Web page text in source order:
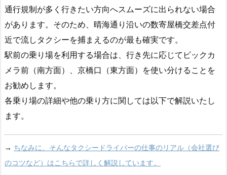
通行規制が多く行きたい方向へスムーズに出られない場合
があります。そのため、晴海通り沿いの数寄屋橋交差点付
近で流しタクシーを捕まえるのが最も確実です。
駅前の乗り場を利用する場合は、行き先に応じてビックカ
メラ前（南方面）、京橋口（東方面）を使い分けることを
お勧めします。
各乗り場の詳細や他の乗り方に関しては以下で解説いたし
ます。
→ ちなみに、そんなタクシードライバーの仕事のリアル（会社選び
のコツなど）はこちらで詳しく解説しています。